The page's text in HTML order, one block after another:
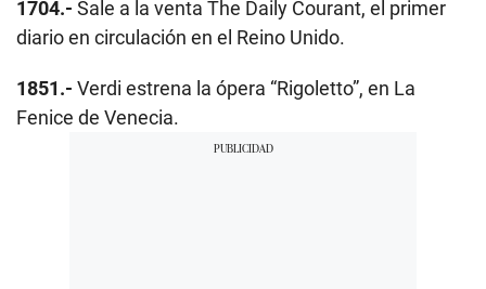
1704.- Sale a la venta The Daily Courant, el primer
diario en circulación en el Reino Unido.
1851.- Verdi estrena la ópera “Rigoletto”, en La
Fenice de Venecia.